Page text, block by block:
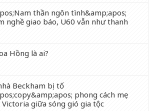
thần ngôn tình&amp;apos;
nghề giao báo, U60 vẫn như thanh
Hồng là ai?
Beckham bị tố
phong cách mẹ
Victoria giữa sóng gió gia tộc